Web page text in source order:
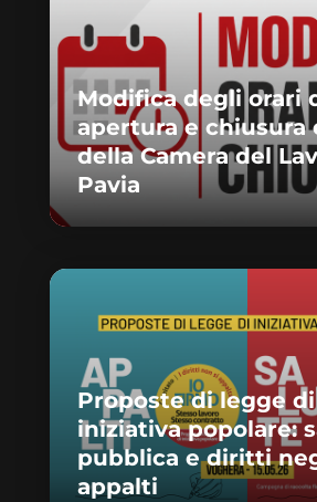
Modifica degli orari
apertura e chiusura
della Camera del
Pavia
Proposte di legge di
iniziativa popolare:
pubblica e diritti
appalti